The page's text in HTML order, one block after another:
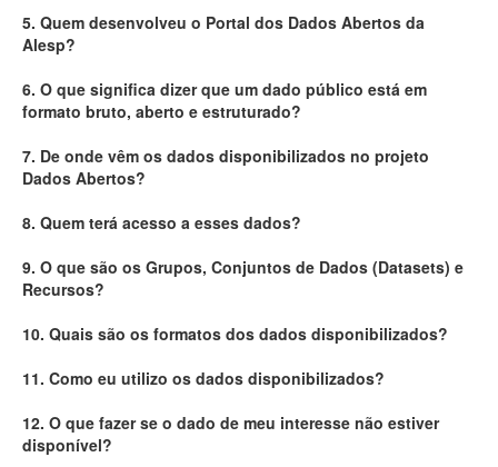
Administração
Legislação
Perguntas frequentes
Contato
5. Quem desenvolveu o Portal dos Dados Abertos da
Alesp?
6. O que significa dizer que um dado público está em
formato bruto, aberto e estruturado?
7. De onde vêm os dados disponibilizados no projeto
Dados Abertos?
8. Quem terá acesso a esses dados?
9. O que são os Grupos, Conjuntos de Dados (Datasets) e
Recursos?
10. Quais são os formatos dos dados disponibilizados?
11. Como eu utilizo os dados disponibilizados?
12. O que fazer se o dado de meu interesse não estiver
disponível?